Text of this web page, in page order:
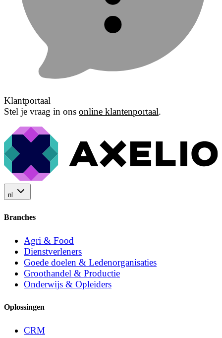
Klantportaal
Stel je vraag in ons online klantenportaal.
nl
Branches
Agri & Food
Dienstverleners
Goede doelen & Ledenorganisaties
Groothandel & Productie
Onderwijs & Opleiders
Oplossingen
CRM